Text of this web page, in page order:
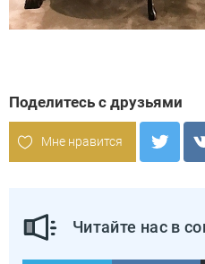
Поделитесь с друзьями
Мне нравится
Читайте нас в